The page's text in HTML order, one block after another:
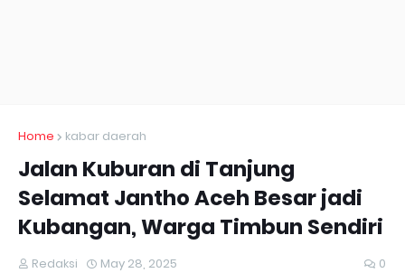
Home kabar daerah
Jalan Kuburan di Tanjung
Selamat Jantho Aceh Besar jadi
Kubangan, Warga Timbun Sendiri
Redaksi May 28, 2025 0